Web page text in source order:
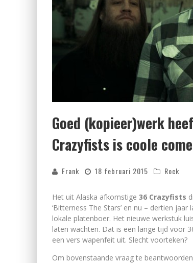
Goed (kopieer)werk
Crazyfists is coole
Frank 18 februari 2015 Rock
Het uit Alaska afkomstige 36 Crazyfists
‘Bitterness The Stars’ en nu – dertien
lokale platenboer. Het nieuwe werkstuk
laten wachten. Dat is een lange tijd voor
een vers wapenfeit uit. Slecht voorteken?
Om bovenstaande vraag te